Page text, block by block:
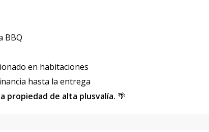
BBQ
en habitaciones
hasta la entrega
propiedad de alta plusvalía. 🌴